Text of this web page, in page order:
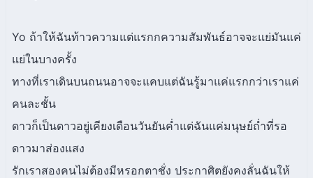
Yo ถ้าให้ฉันท้าวความแต่แรกกความสัมพันธ์อาจจะแย่มันแค่
แย่ในบางครั้ง
ทางที่เราเดินบนถนนอาจจะแคบแต่ฉันรู้มาแค่แรกกว่าเราแค่
คนละชั้น
ดาวก็เป็นดาวอยู่เคียงเดือนวันยันค่ำแต่ฉันแค่มนุษย์ถ่ำที่รอ
ดาวมาส่องแสง
รักเราสองคนไม่ต้องมีหรอกตาชั่ง ประกาศิตยังคงลั่นฉันให้